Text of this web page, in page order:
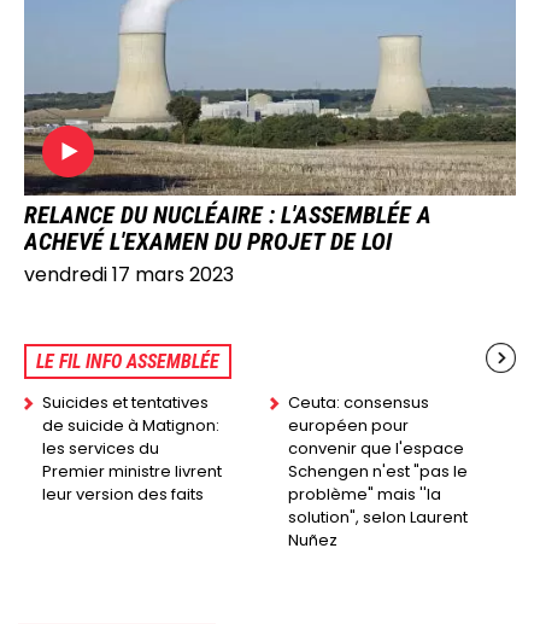
RELANCE DU NUCLÉAIRE : L'ASSEMBLÉE A
ACHEVÉ L'EXAMEN DU PROJET DE LOI
vendredi 17 mars 2023
LE FIL INFO ASSEMBLÉE
Suicides et tentatives
de suicide à Matignon:
les services du
Premier ministre livrent
leur version des faits
Ceuta: consensus
européen pour
convenir que l'espace
Schengen n'est "pas le
problème" mais ''la
solution", selon Laurent
Nuñez